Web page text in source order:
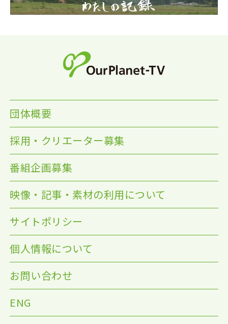
団体概要
採用・クリエーター募集
番組企画募集
映像・記事・素材の利用について
サイトポリシー
個人情報について
お問い合わせ
ENG